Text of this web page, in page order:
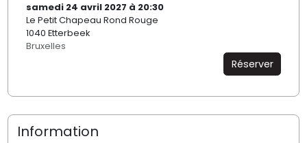
samedi 24 avril 2027 à 20:30
Le Petit Chapeau Rond Rouge
1040 Etterbeek
Bruxelles
Réserver
Information